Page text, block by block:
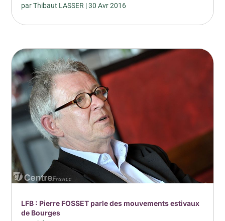
parThibaut LASSER |30 Avr 2016
LFB : Pierre FOSSET parle des mouvements estivaux
de Bourges